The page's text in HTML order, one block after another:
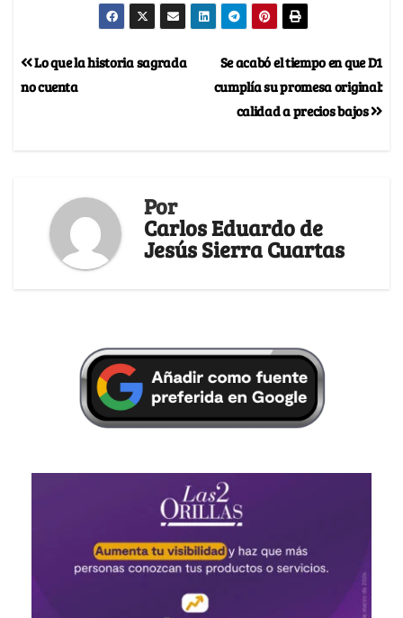
Se acabó el tiempo en que D1
cumplía su promesa original:
calidad a precios bajos
Lo que la historia sagrada
no cuenta
Por
Carlos Eduardo de
Jesús Sierra Cuartas